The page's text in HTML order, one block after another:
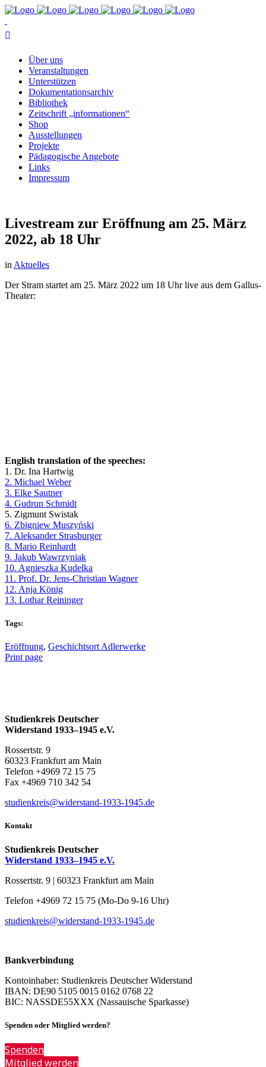
Über uns
Ver­an­stal­tun­gen
Un­ter­stüt­zen
Do­ku­men­ta­ti­ons­ar­chiv
Bi­blio­thek
Zeit­schrift „in­for­ma­tio­nen“
Shop
Aus­stel­lun­gen
Pro­jek­te
Päd­ago­gi­sche Angebote
Links
Im­pres­sum
Live­stream zur Er­öff­nung am 25. März
2022, ab 18 Uhr
in Aktuelles
Der Stram star­tet am 25. März 2022 um 18 Uhr live aus dem Gallus-
Theater:
Eng­lish trans­la­ti­on of the speeches:
1. Dr. Ina Hartwig
2. Mi­cha­el Weber
3. El­ke Sautner
4. Gud­run Schmidt
5. Zig­munt Swistak
6. Zbi­gniew Muszyński
7. Al­ek­san­der Strasburger
8. Ma­rio Reinhardt
9. Ja­kub Wawrzyniak
10. Agnieszka Kudelka
11. Prof. Dr. Jens-Chris­ti­an Wagner
12. An­ja König
13. Lo­thar Reininger
Tags:
Eröffnung, Geschichtsort Adlerwerke
Print page
Studienkreis Deutscher
Widerstand 1933–1945 e.V.
Rossertstr. 9
60323 Frankfurt am Main
Telefon +4969 72 15 75
Fax +4969 710 342 54
studienkreis@widerstand-1933-1945.de
Kontakt
Studienkreis Deutscher
Widerstand 1933–1945 e.V.
Rossertstr. 9 | 60323 Frankfurt am Main
Telefon +4969 72 15 75 (Mo-Do 9-16 Uhr)
studienkreis@widerstand-1933-1945.de
Bankverbindung
Kontoinhaber: Studienkreis Deutscher Widerstand
IBAN: DE90 5105 0015 0162 0768 22
BIC: NASSDE55XXX (Nassauische Sparkasse)
Spenden oder Mitglied werden?
Spenden
Mitglied werden